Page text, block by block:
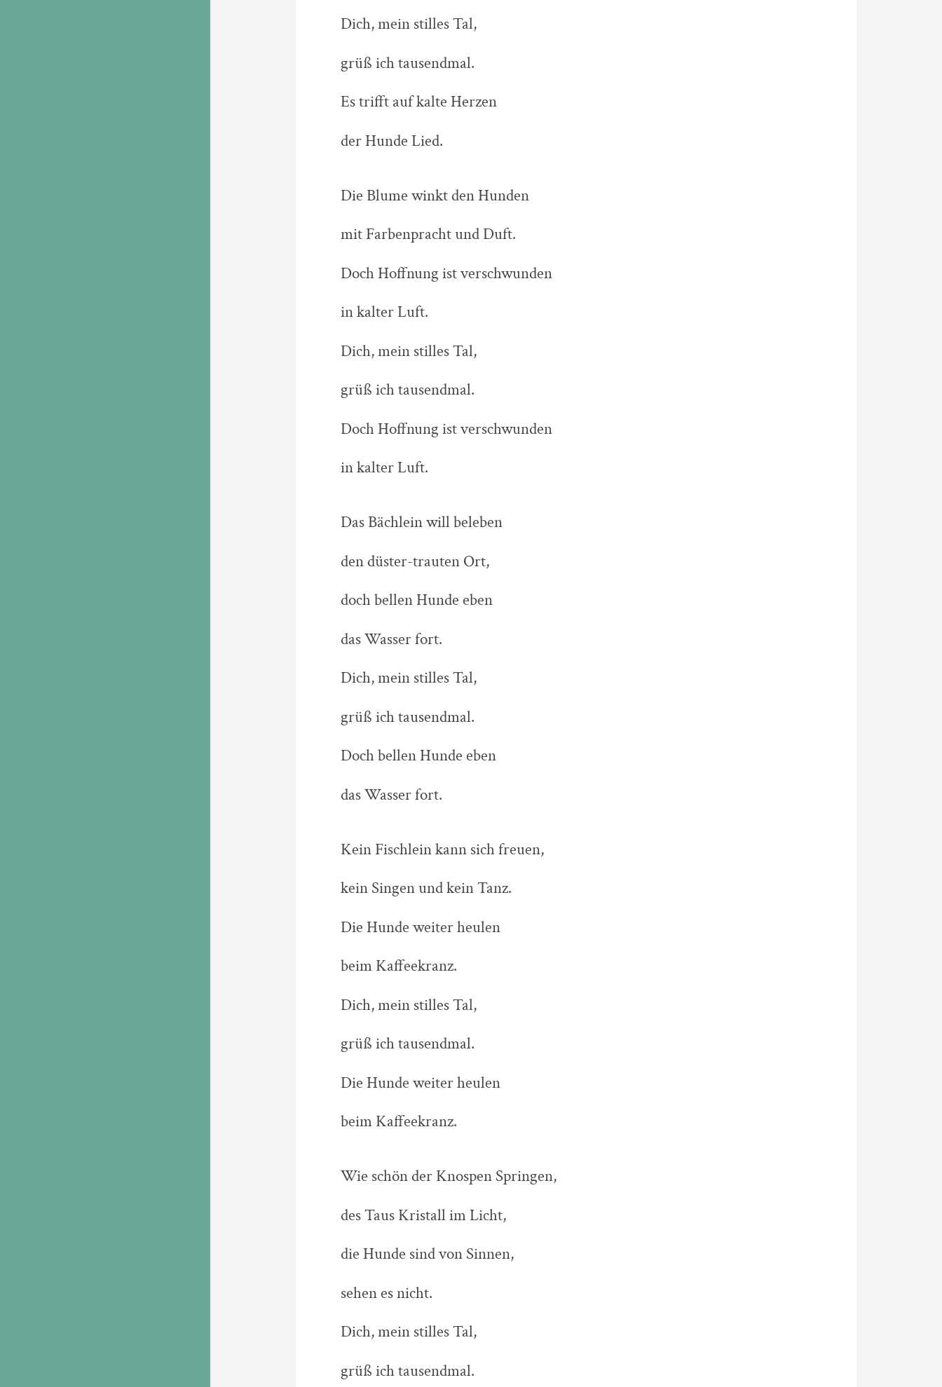
Dich, mein stilles Tal,
grüß ich tausendmal.
Es trifft auf kalte Herzen
der Hunde Lied.
Die Blume winkt den Hunden
mit Farbenpracht und Duft.
Doch Hoffnung ist verschwunden
in kalter Luft.
Dich, mein stilles Tal,
grüß ich tausendmal.
Doch Hoffnung ist verschwunden
in kalter Luft.
Das Bächlein will beleben
den düster-trauten Ort,
doch bellen Hunde eben
das Wasser fort.
Dich, mein stilles Tal,
grüß ich tausendmal.
Doch bellen Hunde eben
das Wasser fort.
Kein Fischlein kann sich freuen,
kein Singen und kein Tanz.
Die Hunde weiter heulen
beim Kaffeekranz.
Dich, mein stilles Tal,
grüß ich tausendmal.
Die Hunde weiter heulen
beim Kaffeekranz.
Wie schön der Knospen Springen,
des Taus Kristall im Licht,
die Hunde sind von Sinnen,
sehen es nicht.
Dich, mein stilles Tal,
grüß ich tausendmal.